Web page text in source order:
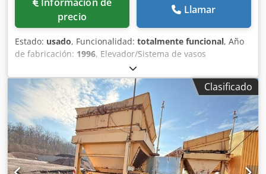
precio
Llamar
Estado: usado, Funcionalidad: totalmente funcional, Año
de fabricación: 1996, Elevador/Sistema de vasos
Aplicación: transporte de material a granel mediante
control remoto Altura: 26 m Dodpfszq S Dajx Ac Uskr
Clasificado